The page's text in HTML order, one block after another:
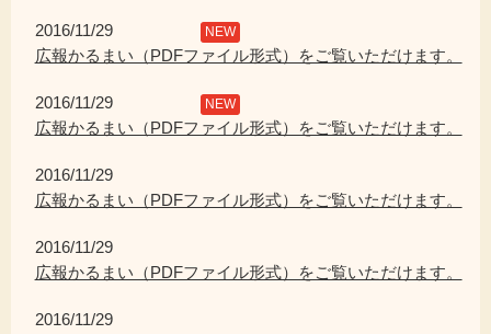
表
2016/11/29 NEW
広報かるまい（PDFファイル形式）をご覧いただけます。
2016/11/29 NEW
広報かるまい（PDFファイル形式）をご覧いただけます。
2016/11/29
広報かるまい（PDFファイル形式）をご覧いただけます。
2016/11/29
広報かるまい（PDFファイル形式）をご覧いただけます。
2016/11/29